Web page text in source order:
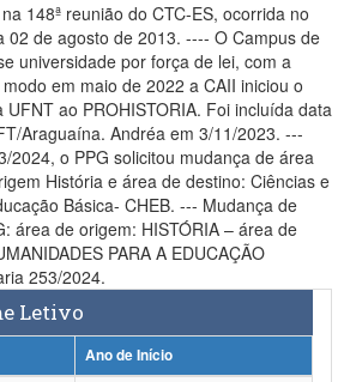
e dos Direitos Humanos
148ª reunião do CTC-ES, ocorrida no
de 2013. ---- O Campus de
universidade por força de lei, com a
em maio de 2022 a CAII iniciou o
ao PROHISTORIA. Foi incluída data
Araguaína. Andréa em 3/11/2023. ---
2024, o PPG solicitou mudança de área
Ciências e
Básica- CHEB. --- Mudança de
área de origem: HISTÓRIA – área de
PARA A EDUCAÇÃO
253/2024.
Letivo
Ano de Início